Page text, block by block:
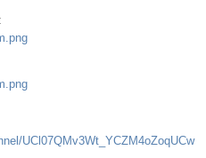
UCl07QMv3Wt_YCZM4oZoqUCw